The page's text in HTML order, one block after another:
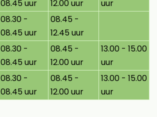
08.45 uur
12.00 uur
uur
08.30 -
08.45 uur
08.45 -
12.45 uur
08.30 -
08.45 uur
08.45 -
12.00 uur
13.00 - 15.00
uur
08.30 -
08.45 uur
08.45 -
12.00 uur
13.00 - 15.00
uur